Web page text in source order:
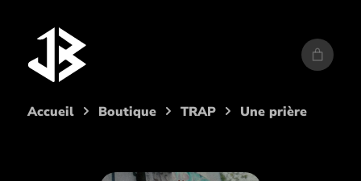
Accueil Boutique TRAP Une prière